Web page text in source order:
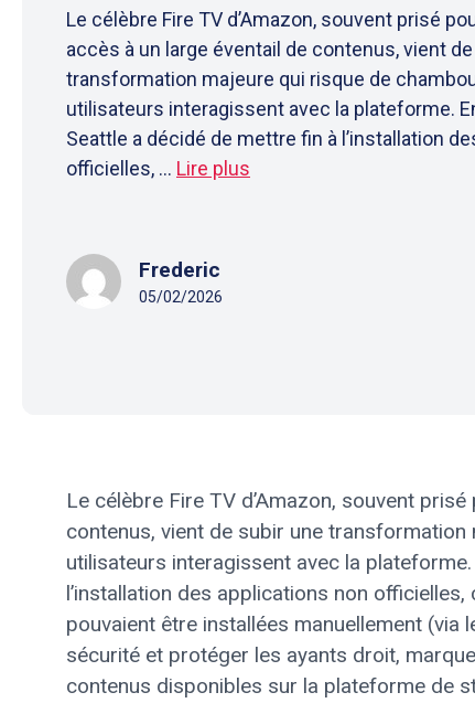
Le célèbre Fire TV d’Amazon, souvent prisé
accès à un large éventail de contenus, vient
transformation majeure qui risque de
utilisateurs interagissent avec la plateforme.
Seattle a décidé de mettre fin à l’installation
officielles, ... Lire plus
Frederic
05/02/2026
Le célèbre Fire TV d’Amazon, souvent
contenus, vient de subir une
utilisateurs interagissent avec la
l’installation des applications non
pouvaient être installées manuellement
sécurité et protéger les ayants droit,
contenus disponibles sur la plateforme de